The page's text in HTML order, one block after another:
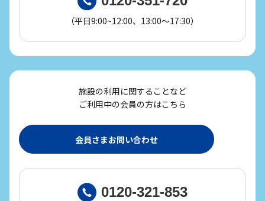
（平日9:00~12:00、13:00～17:30）
施設の利用に関することなど
ご利用中の会員の方はこちら
会員さまお問い合わせ
0120-321-853